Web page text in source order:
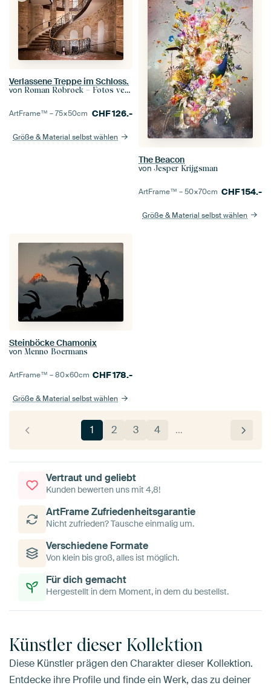
Verlassene Treppe im Schloss.
von Roman Robroek – Fotos verlassener Gebäude
ArtFrame™ –75×50cm CHF126.-
Größe & Material selbst wählen
The Beacon
von Jesper Krijgsman
ArtFrame™ –50×70cm CHF154.-
Größe & Material selbst wählen
Steinböcke Chamonix
von Menno Boermans
ArtFrame™ –80×60cm CHF178.-
Größe & Material selbst wählen
1 2 3 4 …
Vertraut und geliebt
Kunden bewerten uns mit 4,8!
ArtFrame Zufriedenheitsgarantie
Nicht zufrieden? Tausche einmalig um.
Verschiedene Formate
Von klein bis groß, alles ist möglich.
Für dich gemacht
Hergestellt in dem Moment, in dem du bestellst.
Künstler dieser Kollektion
Diese Künstler prägen den Charakter dieser Kollektion.
Entdecke ihre Profile und finde ein Werk, das zu deiner